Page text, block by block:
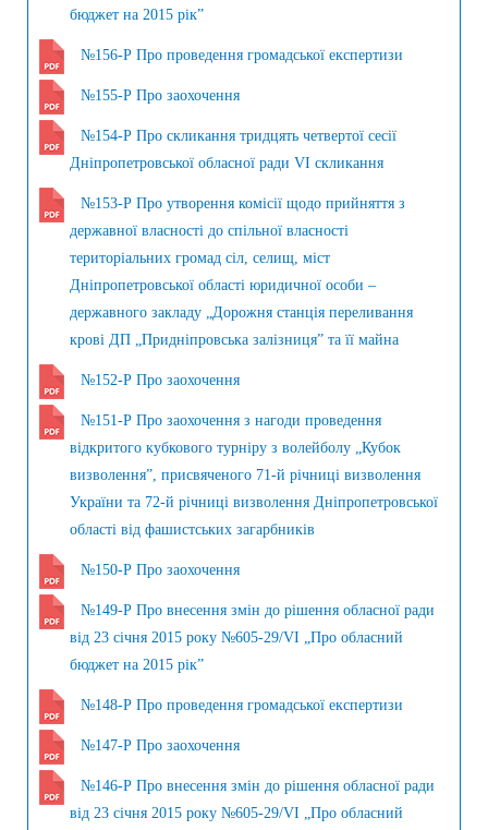
бюджет на 2015 рік”
№156-Р Про проведення громадської експертизи
№155-Р Про заохочення
№154-Р Про скликання тридцять четвертої сесії
Дніпропетровської обласної ради VI скликання
№153-Р Про утворення комісії щодо прийняття з
державної власності до спільної власності
територіальних громад сіл, селищ, міст
Дніпропетровської області юридичної особи –
державного закладу „Дорожня станція переливання
крові ДП „Придніпровська залізниця” та її майна
№152-Р Про заохочення
№151-Р Про заохочення з нагоди проведення
відкритого кубкового турніру з волейболу „Кубок
визволення”, присвяченого 71-й річниці визволення
України та 72-й річниці визволення Дніпропетровської
області від фашистських загарбників
№150-Р Про заохочення
№149-Р Про внесення змін до рішення обласної ради
від 23 січня 2015 року №605-29/VI „Про обласний
бюджет на 2015 рік”
№148-Р Про проведення громадської експертизи
№147-Р Про заохочення
№146-Р Про внесення змін до рішення обласної ради
від 23 січня 2015 року №605-29/VI „Про обласний